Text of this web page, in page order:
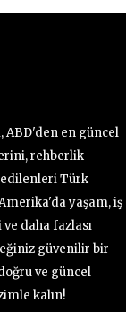
ABD'den en güncel
rehberlik
Türk
yaşam, iş
daha fazlası
güvenilir bir
ve güncel
kalın!